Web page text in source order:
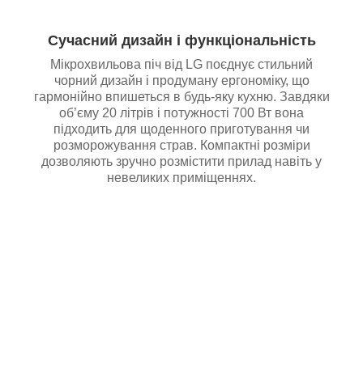
Сучасний дизайн і функціональність
Мікрохвильова піч від LG поєднує стильний
чорний дизайн і продуману ергономіку, що
гармонійно впишеться в будь-яку кухню. Завдяки
об’єму 20 літрів і потужності 700 Вт вона
підходить для щоденного приготування чи
розморожування страв. Компактні розміри
дозволяють зручно розмістити прилад навіть у
невеликих приміщеннях.